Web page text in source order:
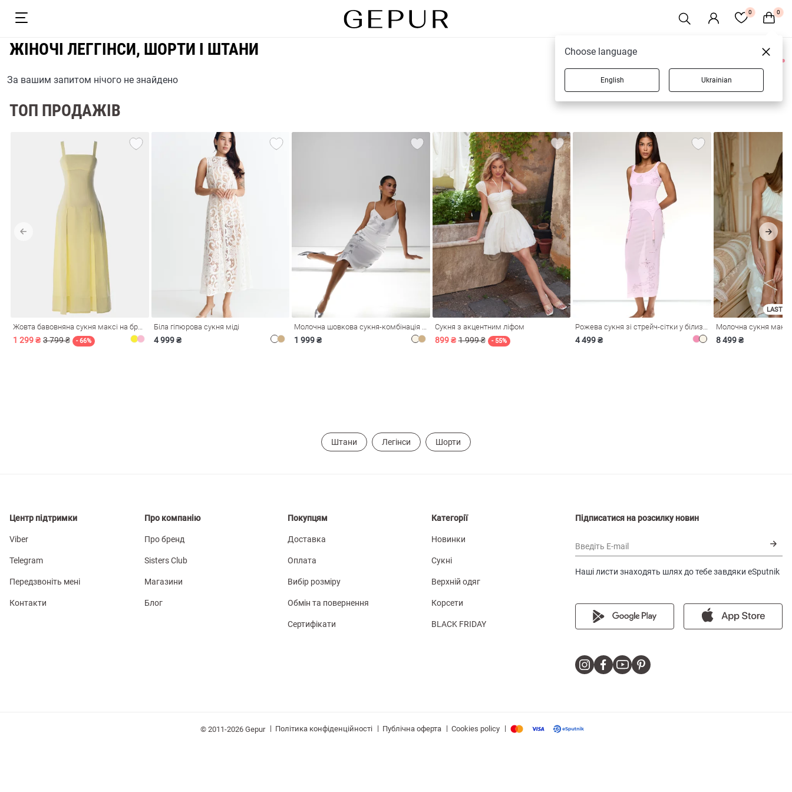
0 0
На
ЖІНОЧІ ЛЕГГІНСИ, ШОРТИ І ШТАНИ
0 товарів
За вашим запитом нічого не знайдено
ТОП ПРОДАЖІВ
1 299 ₴ 3 799 ₴ - 66%
Біла гіпюрова сукня міді
4 999 ₴ 1 999 ₴
Сукня з акцентним ліфом
899 ₴ 1 999 ₴ - 55% 4 499 ₴
LAST
8 499 ₴
Штани Легінси Шорти
Центр підтримки
Viber
Telegram
Передзвоніть мені
Контакти
Про компанію
Про бренд
Sisters Club
Магазини
Блог
Покупцям
Доставка
Оплата
Вибір розміру
Обмін та повернення
Сертифікати
Категорії
Новинки
Сукні
Верхній одяг
Корсети
BLACK FRIDAY
Підписатися на розсилку новин
Введіть E-mail
Наші листи знаходять шлях до тебе завдяки eSputnik
© 2011-2026 Gepur | Політика конфіденційності | Публічна оферта | Cookies policy |
Choose language
English Ukrainian